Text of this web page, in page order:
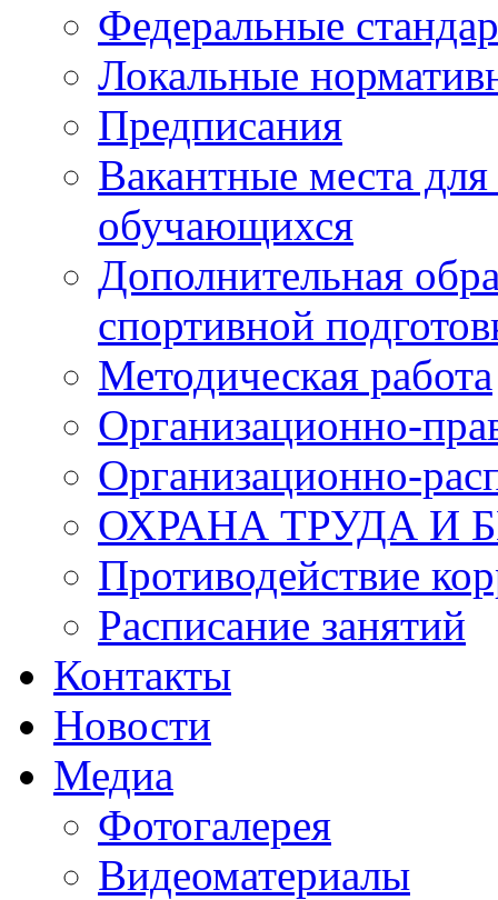
Федеральные
Локальные
Предписания
Вакантные места
обучающихся
Дополнительная
спортивной
Методическая работа
Организационно-
Организационно-
ОХРАНА ТРУДА И
Противодействие
Расписание занятий
Контакты
Новости
Медиа
Фотогалерея
Видеоматериалы